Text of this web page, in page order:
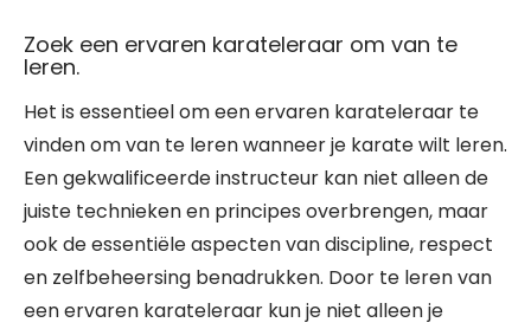
Zoek een ervaren karateleraar om van te
leren.
Het is essentieel om een ervaren karateleraar te
vinden om van te leren wanneer je karate wilt leren.
Een gekwalificeerde instructeur kan niet alleen de
juiste technieken en principes overbrengen, maar
ook de essentiële aspecten van discipline, respect
en zelfbeheersing benadrukken. Door te leren van
een ervaren karateleraar kun je niet alleen je